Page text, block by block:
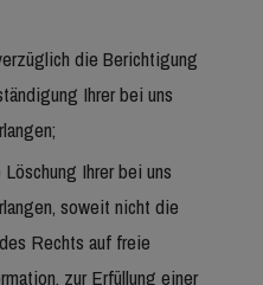
die Berichtigung
Ihrer bei uns
Ihrer bei uns
soweit nicht die
Rechts auf freie
zur Erfüllung einer